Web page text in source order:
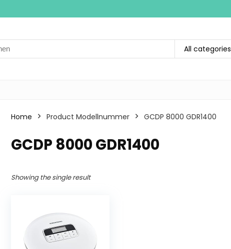
All categories
Home Product Modellnummer ‎GCDP 8000 GDR1400
‎GCDP 8000 GDR1400
Showing the single result